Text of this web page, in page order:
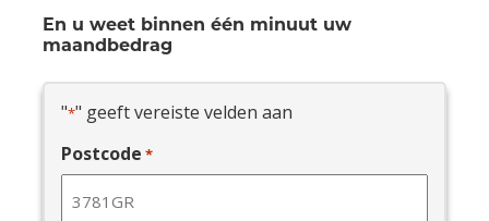
En u weet binnen één minuut uw
maandbedrag
"*" geeft vereiste velden aan
Postcode *